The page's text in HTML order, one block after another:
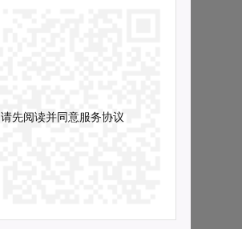
请先阅读并同意服务协议